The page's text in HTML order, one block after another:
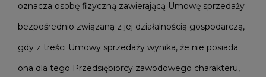
oznacza osobę fizyczną zawierającą Umowę sprzedaży
bezpośrednio związaną z jej działalnością gospodarczą,
gdy z treści Umowy sprzedaży wynika, że nie posiada
ona dla tego Przedsiębiorcy zawodowego charakteru,